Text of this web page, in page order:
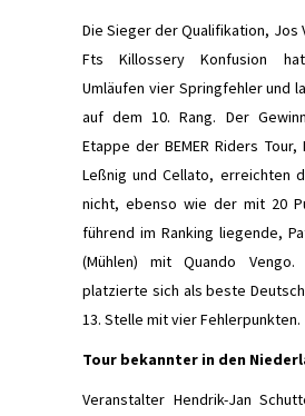
Die Sieger der Qualifikation, Jos
Fts Killossery Konfusion
Umläufen vier Springfehler und
auf dem 10. Rang. Der
Etappe der BEMER Riders Tour,
Leßnig und Cellato, erreichten
nicht, ebenso wie der mit 20
führend im Ranking liegende,
(Mühlen) mit Quando Vengo.
platzierte sich als beste
13. Stelle mit vier Fehlerpunkten.
Tour bekannter in den
Veranstalter Hendrik-Jan